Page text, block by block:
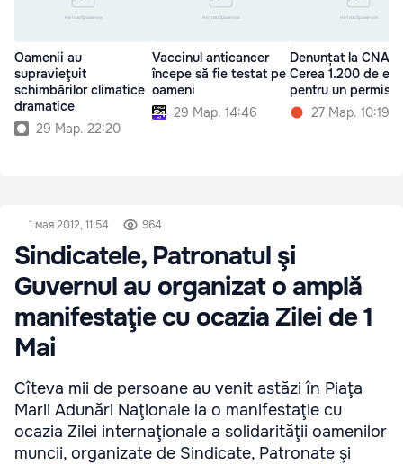
Oamenii au
supravieţuit
schimbărilor climatice
dramatice
29 Мар. 22:20
Vaccinul anticancer
începe să fie testat pe
oameni
29 Мар. 14:46
Denunțat la CNA:
Cerea 1.200 de
pentru un permis
27 Мар. 10:19
1 мая 2012, 11:54 964
Sindicatele, Patronatul şi
Guvernul au organizat o amplă
manifestaţie cu ocazia Zilei de 1
Mai
Cîteva mii de persoane au venit astăzi în Piaţa
Marii Adunări Naţionale la o manifestaţie cu
ocazia Zilei internaţionale a solidarităţii oamenilor
muncii, organizate de Sindicate, Patronate şi